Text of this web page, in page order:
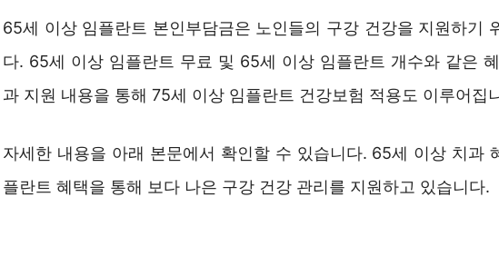
65세 이상 임플란트 본인부담금은 노인들의 구강 건강을 지원하기
다. 65세 이상 임플란트 무료 및 65세 이상 임플란트 개수와 같은
과 지원 내용을 통해 75세 이상 임플란트 건강보험 적용도 이루어집
자세한 내용을 아래 본문에서 확인할 수 있습니다. 65세 이상 치과
플란트 혜택을 통해 보다 나은 구강 건강 관리를 지원하고 있습니다.